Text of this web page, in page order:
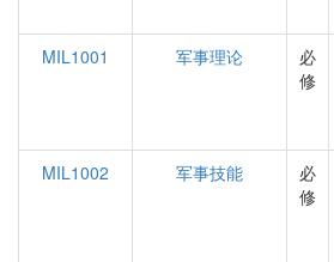
MIL1001
军事理论
必
修
MIL1002
军事技能
必
修